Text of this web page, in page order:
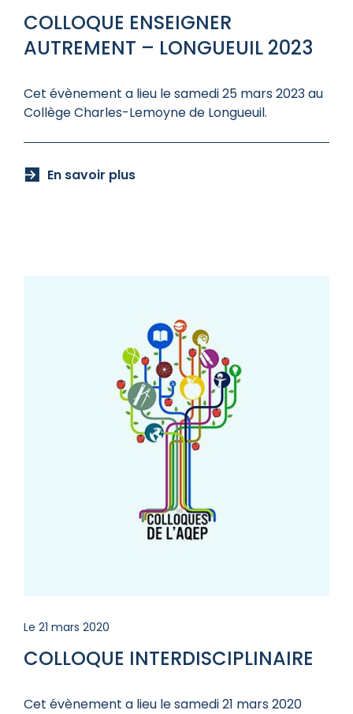
COLLOQUE ENSEIGNER
AUTREMENT – LONGUEUIL 2023
Cet évènement a lieu le samedi 25 mars 2023 au
Collège Charles-Lemoyne de Longueuil.
En savoir plus
COLLOQUE INTERDISCIPLINAIRE
Le 21 mars 2020
Cet évènement a lieu le samedi 21 mars 2020